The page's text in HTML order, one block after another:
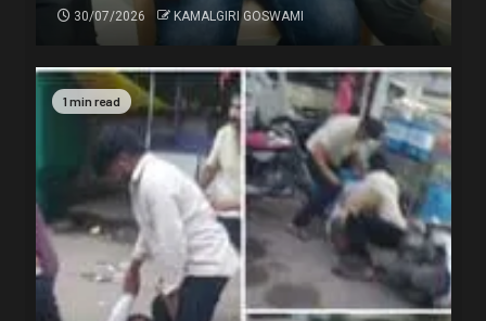
30/07/2026 KAMALGIRI GOSWAMI
1 min read